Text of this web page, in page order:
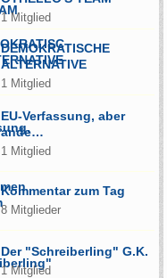
1 Mitglied
DEMOKRATISCHE
ALTERNATIVE
1 Mitglied
EU-Verfassung, aber
ande…
1 Mitglied
Kommentar zum Tag
8 Mitglieder
Der "Schreiberling" G.K.
1 Mitglied